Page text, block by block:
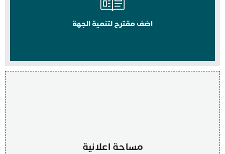
اضف مقترح لتنمية الجهة
مساحة اعلانية